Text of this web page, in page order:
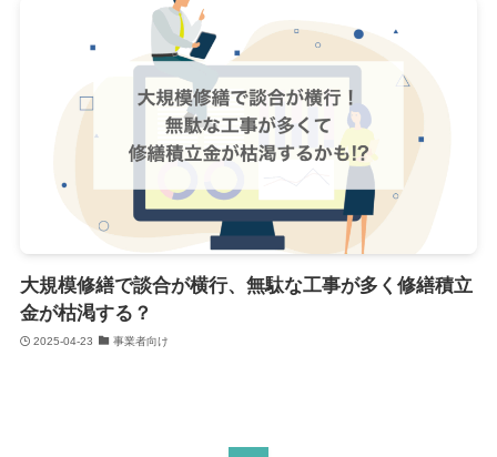
大規模修繕で談合が横行、無駄な工事が多く修繕積立
金が枯渇する？
2025-04-23 事業者向け